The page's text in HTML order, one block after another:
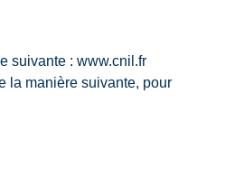
suivante : www.cnil.fr
la manière suivante, pour